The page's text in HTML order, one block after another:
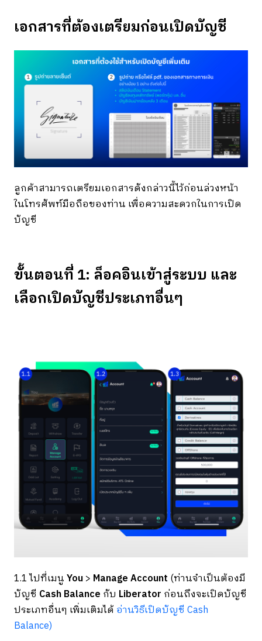
เอกสารที่ต้องเตรียมก่อนเปิดบัญชี
ลูกค้าสามารถเตรียมเอกสารดังกล่าวนี้ไว้ก่อนล่วงหน้า
ในโทรศัพท์มือถือของท่าน เพื่อความสะดวกในการเปิด
บัญชี
ขั้นตอนที่ 1: ล็อคอินเข้าสู่ระบบ และ
เลือกเปิดบัญชีประเภทอื่นๆ
1.1 ไปที่เมนูYou> Manage Account (ท่านจำเป็นต้องมี
บัญชี Cash Balance กับ Liberator ก่อนถึงจะเปิดบัญชี
ประเภทอื่นๆ เพิ่มเติมได้ อ่านวิธีเปิดบัญชี Cash
Balance)